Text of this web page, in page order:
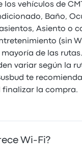
los vehículos de
Baño,
Asiento o
(sin
mayoría de las
variar según la
te
finalizar la compra.
Wi‑Fi?